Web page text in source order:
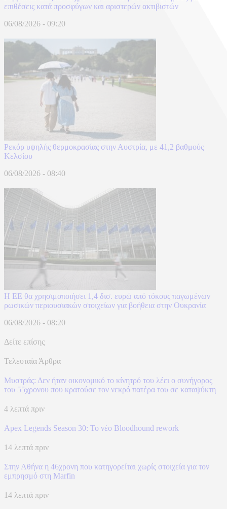
επιθέσεις κατά προσφύγων και αριστερών ακτιβιστών
06/08/2026 - 09:20
Ρεκόρ υψηλής θερμοκρασίας στην Αυστρία, με 41,2 βαθμούς
Κελσίου
06/08/2026 - 08:40
Η ΕΕ θα χρησιμοποιήσει 1,4 δισ. ευρώ από τόκους παγωμένων
ρωσικών περιουσιακών στοιχείων για βοήθεια στην Ουκρανία
06/08/2026 - 08:20
Δείτε επίσης
Τελευταία Άρθρα
Μυστράς: Δεν ήταν οικονομικό το κίνητρό του λέει ο συνήγορος
του 55χρονου που κρατούσε τον νεκρό πατέρα του σε καταψύκτη
4 λεπτά πριν
Apex Legends Season 30: Το νέο Bloodhound rework
14 λεπτά πριν
Στην Αθήνα η 46χρονη που κατηγορείται χωρίς στοιχεία για τον
εμπρησμό στη Marfin
14 λεπτά πριν